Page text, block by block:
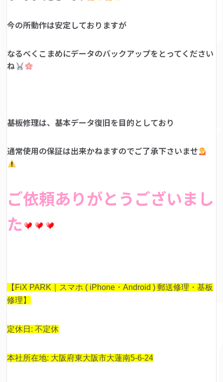
今の所動作は安定しておりますが
なるべくこまめにデータのバックアップをとってください
ね
基板修理は、基本データ復旧を目的としており
通常使用の保証は出来かねますのでご了承下さいませ
ご依頼ありがとうございまし
た
【FiX PARK｜スマホ ( iPhone・Android ) 郵送修理・基板
修理】
定休日: 不定休
本社所在地: 大阪府東大阪市大蓮南5-6-24